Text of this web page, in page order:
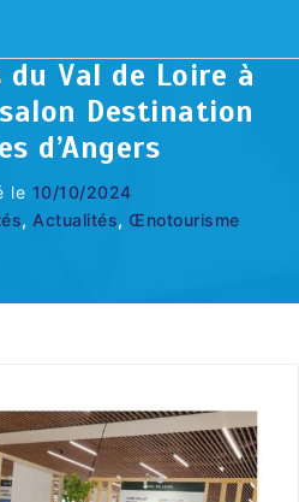
du Val de Loire à
Destination
d’Angers
le 10/10/2024
, Actualités, Œnotourisme